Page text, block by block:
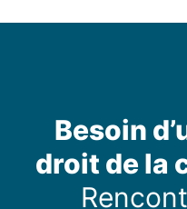
Besoin
droit de la